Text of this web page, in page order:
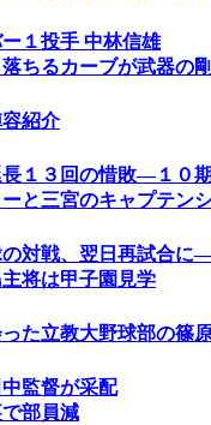
１投手 中林信雄
ちるカーブが武器の
紹介
１３回の惜敗―１０
と三宮のキャプテン
対戦、翌日再試合に
将は甲子園見学
った立教大野球部の篠
監督が采配
部員減